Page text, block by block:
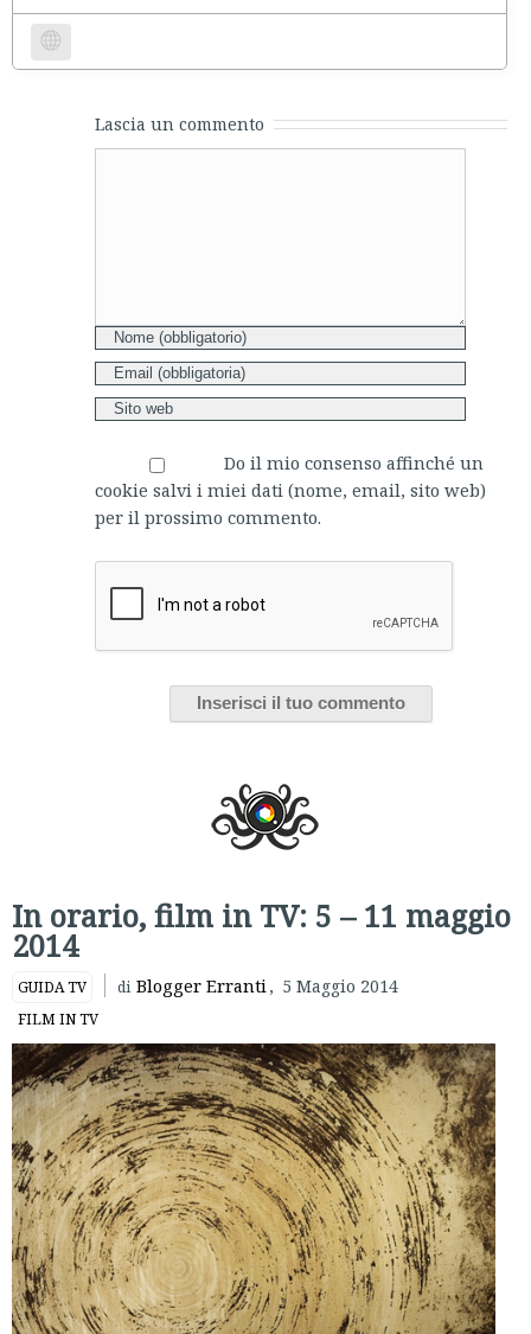
Website
Lascia un commento
Do il mio consenso affinché un
cookie salvi i miei dati (nome, email, sito web)
per il prossimo commento.
In orario, film in TV: 5 – 11 maggio
2014
GUIDA TV di Blogger Erranti, 5 Maggio 2014
FILM IN TV